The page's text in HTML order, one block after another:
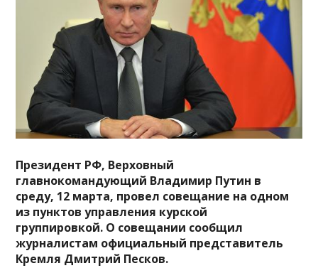
Президент РФ, Верховный
главнокомандующий Владимир Путин в
среду, 12 марта, провел совещание на одном
из пунктов управления курской
группировкой. О совещании сообщил
журналистам официальный представитель
Кремля Дмитрий Песков.